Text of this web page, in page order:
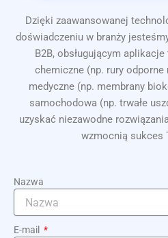
Dzięki zaawansowanej
doświadczeniu w branży
B2B, obsługującym
chemiczne (np. rury odporne
medyczne (np. membrany
samochodowa (np. trwałe
uzyskać niezawodne
wzmocnią sukces
Nazwa
E-mail